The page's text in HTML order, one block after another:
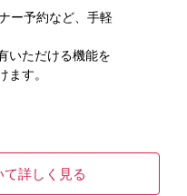
・カプセル1mg・
ー予約など、手軽
いただける機能を
ます。
詳しく見る